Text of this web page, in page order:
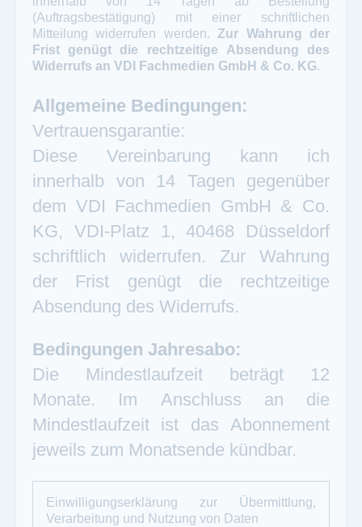
(Auftragsbestätigung) mit einer schriftlichen
Mitteilung widerrufen werden. Zur Wahrung der
Frist genügt die rechtzeitige Absendung des
Widerrufs an VDI Fachmedien GmbH & Co. KG.
Allgemeine Bedingungen:
Vertrauensgarantie:
Diese Vereinbarung kann ich
innerhalb von 14 Tagen gegenüber
dem VDI Fachmedien GmbH & Co.
KG, VDI-Platz 1, 40468 Düsseldorf
schriftlich widerrufen. Zur Wahrung
der Frist genügt die rechtzeitige
Absendung des Widerrufs.
Bedingungen Jahresabo:
Die Mindestlaufzeit beträgt 12
Monate. Im Anschluss an die
Mindestlaufzeit ist das Abonnement
jeweils zum Monatsende kündbar.
Einwilligungserklärung zur Übermittlung,
Verarbeitung und Nutzung von Daten